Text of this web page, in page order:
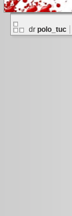
dr polo_tuc